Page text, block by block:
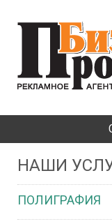
НАШИ
ПОЛИГРАФИЯ